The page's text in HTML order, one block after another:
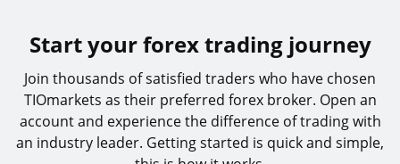
Start your forex trading journey
Join thousands of satisfied traders who have chosen
TIOmarkets as their preferred forex broker. Open an
account and experience the difference of trading with
an industry leader. Getting started is quick and simple,